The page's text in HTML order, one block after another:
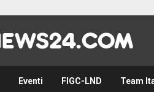
Eventi FIGC-LND Team